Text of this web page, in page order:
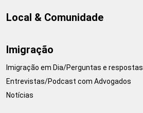
Local & Comunidade
Imigração
Imigração em Dia/Perguntas e respostas
Entrevistas/Podcast com Advogados
Notícias